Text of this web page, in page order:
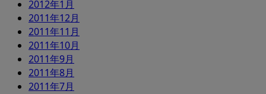
2012年1月
2011年12月
2011年11月
2011年10月
2011年9月
2011年8月
2011年7月